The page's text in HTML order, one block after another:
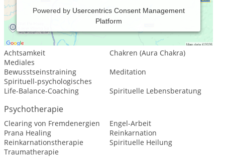
Powered by Usercentrics Consent Management
Platform
Leistungsspektrum:
Psychologische Beratung
Achtsamkeit
Chakren (Aura Chakra)
Mediales
Bewusstseinstraining
Meditation
Spirituell-psychologisches
Life-Balance-Coaching
Spirituelle Lebensberatung
Psychotherapie
Clearing von Fremdenergien
Engel-Arbeit
Prana Healing
Reinkarnation
Reinkarnationstherapie
Spirituelle Heilung
Traumatherapie